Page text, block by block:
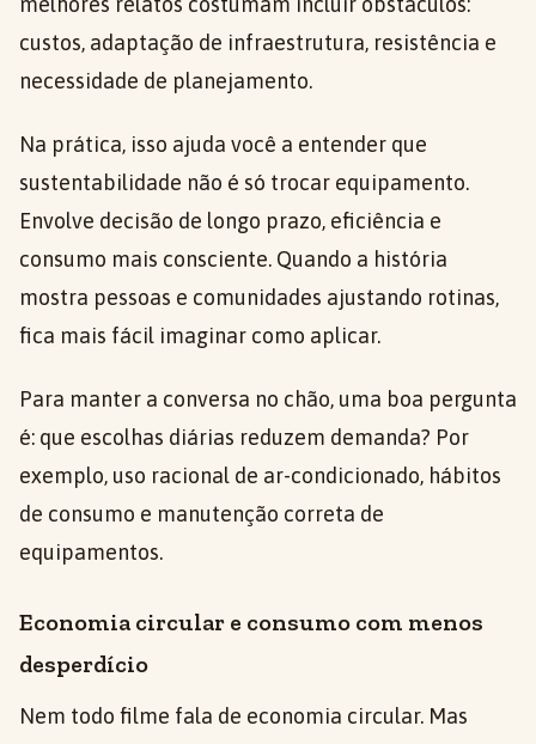
custos, adaptação de infraestrutura, resistência e
necessidade de planejamento.
Na prática, isso ajuda você a entender que
sustentabilidade não é só trocar equipamento.
Envolve decisão de longo prazo, eficiência e
consumo mais consciente. Quando a história
mostra pessoas e comunidades ajustando rotinas,
fica mais fácil imaginar como aplicar.
Para manter a conversa no chão, uma boa pergunta
é: que escolhas diárias reduzem demanda? Por
exemplo, uso racional de ar-condicionado, hábitos
de consumo e manutenção correta de
equipamentos.
Economia circular e consumo com menos
desperdício
Nem todo filme fala de economia circular. Mas